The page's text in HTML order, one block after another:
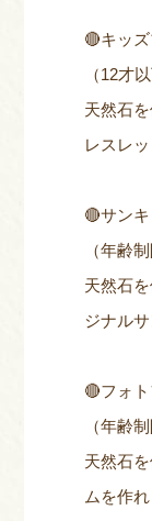
🔴キッ
（12才
天然石
レスレ
🔴サン
（年齢
天然石
ジナル
🔴フォ
（年齢
天然石
ムを作